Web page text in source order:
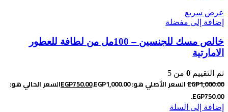
عرض سريع
إضافة إلى مفضلة
خالص مسك للجنسين – 100مل من لطافة للعطور
الامارتية
تم التقييم 0 من 5
EGP1,000.00 السعر الأصلي هو: EGP1,000.00. EGP750.00
السعر الحالي هو:
EGP750.00.
إضافة إلى السلة